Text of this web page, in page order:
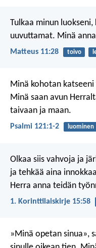
Tulkaa minun
uuvuttamat. Minä
Matteus 11:28 toivo
Minä kohotan
Minä saan avun
taivaan ja maan.
Psalmi 121:1-2 luominen
Olkaa siis vahvoja ja
ja tehkää aina
Herra anna teidän
1. Korinttilaiskirje 15:58
»Minä opetan sinua»,